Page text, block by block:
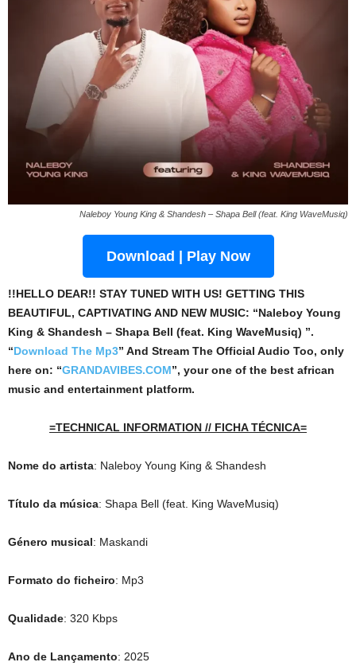
Naleboy Young King & Shandesh – Shapa Bell (feat. King WaveMusiq)
Download | Play Now
!!HELLO DEAR!! STAY TUNED WITH US! GETTING THIS
BEAUTIFUL, CAPTIVATING AND NEW MUSIC: “Naleboy Young
King & Shandesh – Shapa Bell (feat. King WaveMusiq) ”.
“Download The Mp3” And Stream The Official Audio Too, only
here on: “GRANDAVIBES.COM”, your one of the best african
music and entertainment platform.
=TECHNICAL INFORMATION // FICHA TÉCNICA=
Nome do artista: Naleboy Young King & Shandesh
Título da música: Shapa Bell (feat. King WaveMusiq)
Género musical: Maskandi
Formato do ficheiro: Mp3
Qualidade: 320 Kbps
Ano de Lançamento: 2025